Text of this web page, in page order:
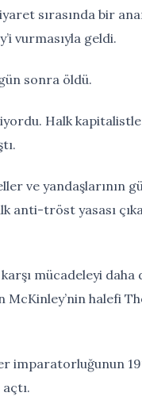
sırasında bir
vurmasıyla geldi.
sonra öldü.
Halk
ve yandaşlarının
anti-tröst yasası
mücadeleyi daha
McKinley’nin halefi
imparatorluğunun